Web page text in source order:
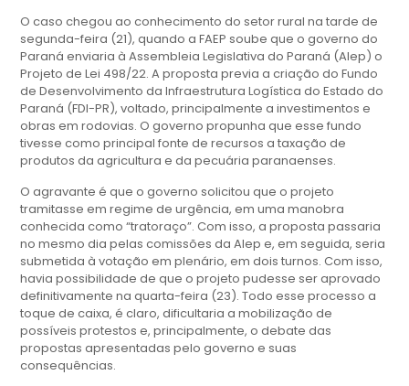
O caso chegou ao conhecimento do setor rural na tarde de
segunda-feira (21), quando a FAEP soube que o governo do
Paraná enviaria à Assembleia Legislativa do Paraná (Alep) o
Projeto de Lei 498/22. A proposta previa a criação do Fundo
de Desenvolvimento da Infraestrutura Logística do Estado do
Paraná (FDI-PR), voltado, principalmente a investimentos e
obras em rodovias. O governo propunha que esse fundo
tivesse como principal fonte de recursos a taxação de
produtos da agricultura e da pecuária paranaenses.
O agravante é que o governo solicitou que o projeto
tramitasse em regime de urgência, em uma manobra
conhecida como “tratoraço”. Com isso, a proposta passaria
no mesmo dia pelas comissões da Alep e, em seguida, seria
submetida à votação em plenário, em dois turnos. Com isso,
havia possibilidade de que o projeto pudesse ser aprovado
definitivamente na quarta-feira (23). Todo esse processo a
toque de caixa, é claro, dificultaria a mobilização de
possíveis protestos e, principalmente, o debate das
propostas apresentadas pelo governo e suas
consequências.